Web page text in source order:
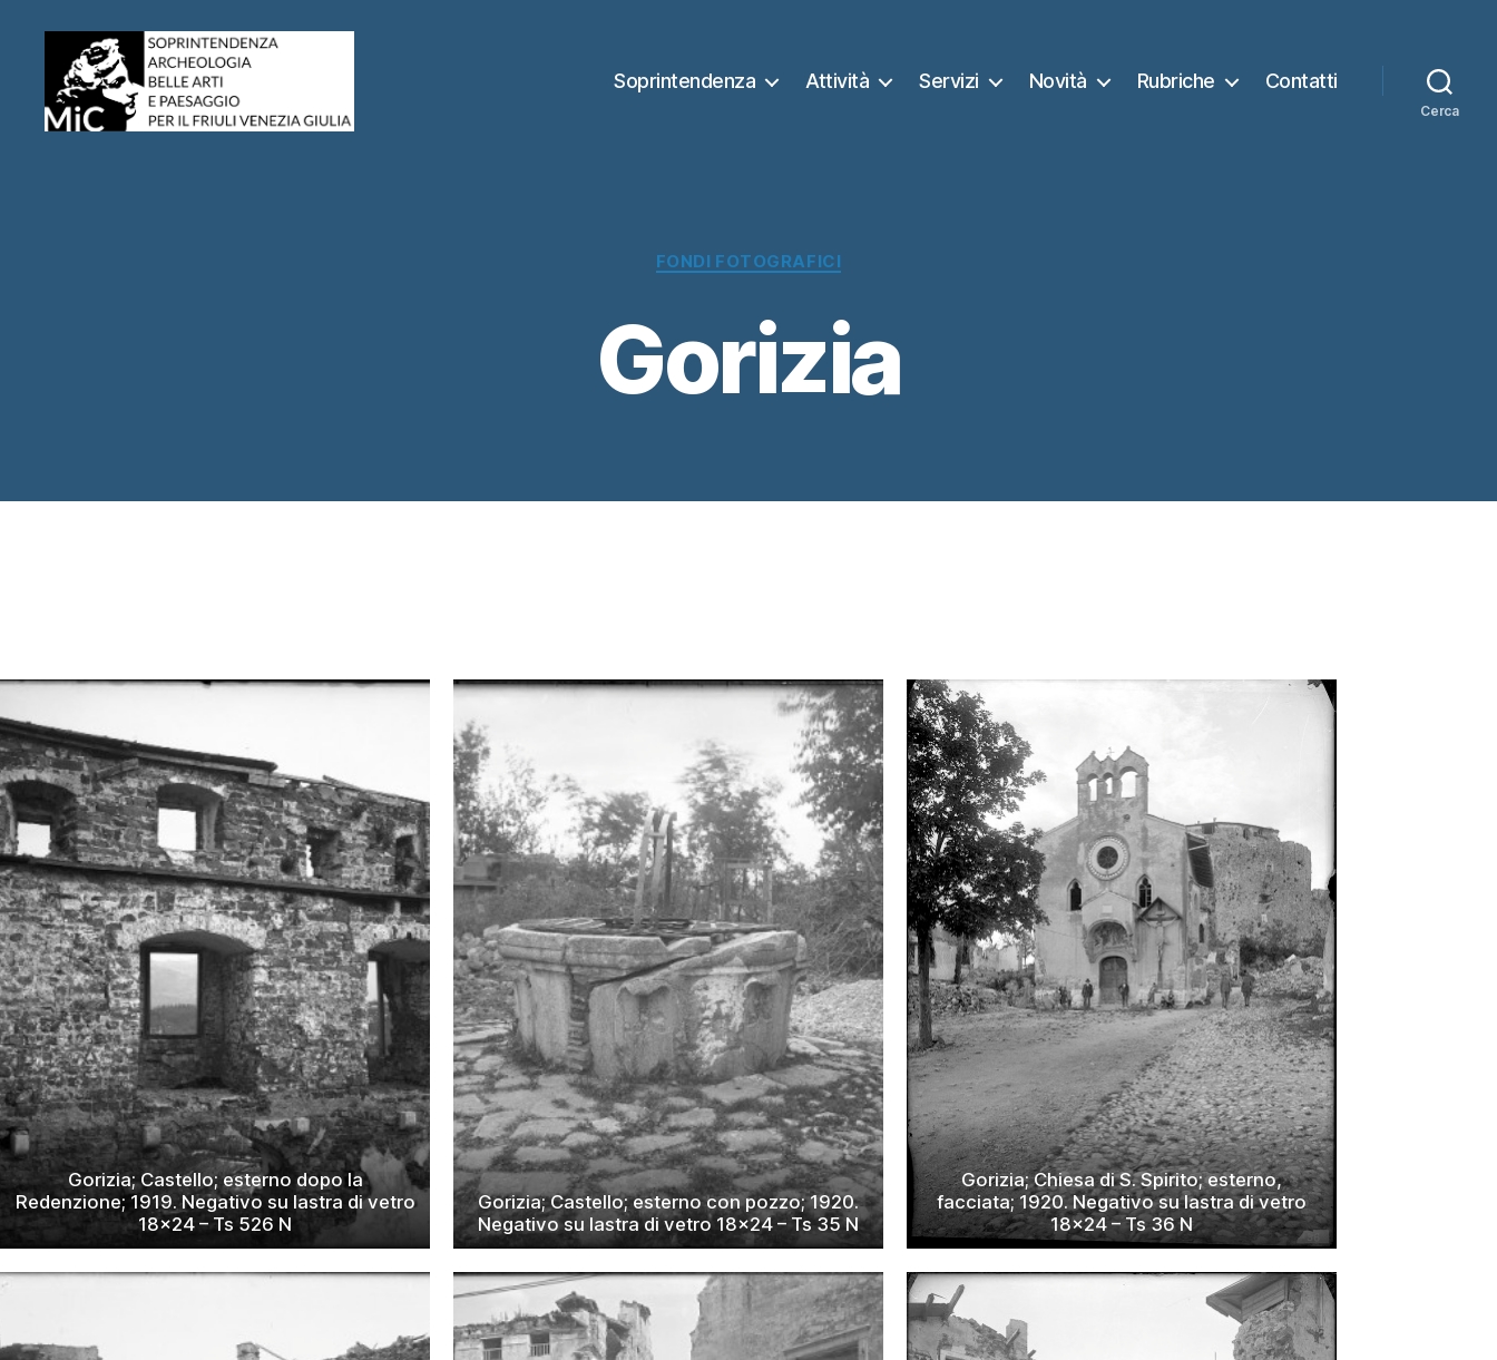
Soprintendenza Attività Servizi Novità Rubriche Contatti
Cerca
Categorie
FONDI FOTOGRAFICI
Gorizia
Gorizia; Castello; esterno dopo la
Redenzione; 1919. Negativo su lastra di vetro
18×24 – Ts 526 N
Gorizia; Castello; esterno con pozzo; 1920.
Negativo su lastra di vetro 18×24 – Ts 35 N
Gorizia; Chiesa di S. Spirito; esterno,
facciata; 1920. Negativo su lastra di vetro
18×24 – Ts 36 N